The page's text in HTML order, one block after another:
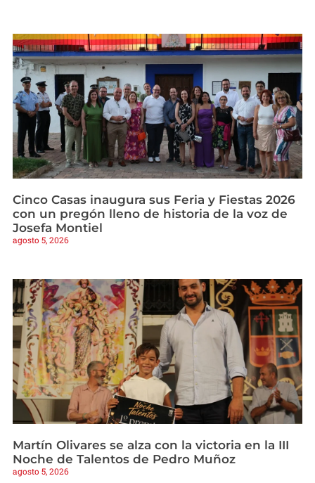
Cinco Casas inaugura sus Feria y Fiestas 2026
con un pregón lleno de historia de la voz de
Josefa Montiel
agosto 5, 2026
Martín Olivares se alza con la victoria en la III
Noche de Talentos de Pedro Muñoz
agosto 5, 2026